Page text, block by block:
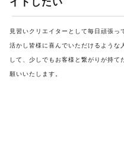
見習いクリエイターとして毎日頑張っ
活かし 皆様に喜んでいただけるような
して、少しでもお客様と繋がりが持て
願いいたします。